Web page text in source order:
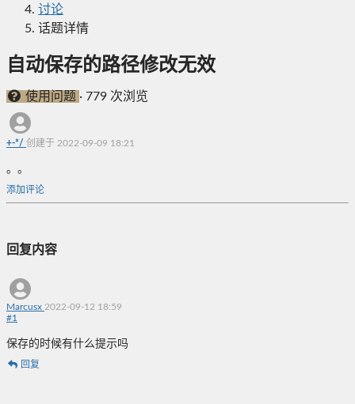
讨论
话题详情
自动保存的路径修改无效
使用问题 · 779 次浏览
+-*/ 创建于 2022-09-09 18:21
。。
添加评论
回复内容
Marcusx 2022-09-12 18:59
#1
保存的时候有什么提示吗
回复